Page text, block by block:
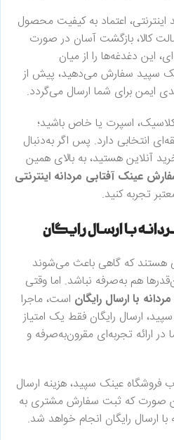
اینترنتی، اعتماد به کیفیت محصول
کالا، بازگشت آسان در صورت
این دغدغه‌ها را از میان
سپید سفارش می‌دهید، پیش از
ایمن برای شما ارسال می‌گردد.
اسپرت یا خاص باشید؛
انتخابی دارد. پس اگر به‌دنبال
آنلاین هستید، به بالای همین
عینک آفتابی مردانه اینترنتی
تجربه کنید.
با ارسال رایگان
هستند که گاهی باعث می‌شوند
هم به‌صرفه نباشد. اما وقتی
با ارسال رایگان است، ماجرا
ارسال رایگان فقط یک امتیاز
ارائه تجربه‌ای مقرون‌به‌صرفه و
فروشگاه عینک سپید، هزینه ارسال
صورت که ثبت سفارش مشتری به
ارسال رایگان انجام خواهد شد.